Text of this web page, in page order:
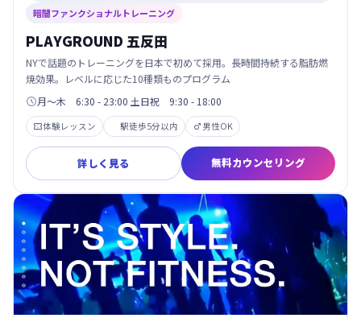
暗闇ファンクショナルトレーニング
PLAYGROUND 五反田
NYで話題のトレーニングを日本で初めて採用。長時間持続する脂肪燃
焼効果。レベルに応じた10種類ものプログラム
月～木 6:30 - 23:00 土日祝 9:30 - 18:00
体験レッスン 駅徒歩5分以内  男性OK
詳しく見る 無料カウンセリング